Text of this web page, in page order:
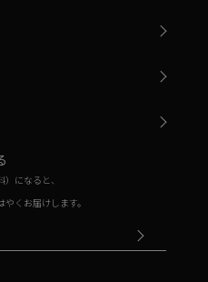
になると、
くお届けします。